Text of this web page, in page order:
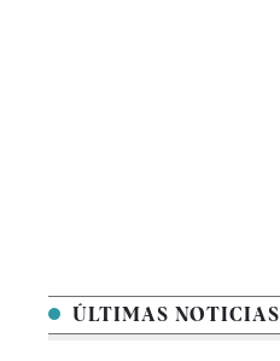
ÚLTIMAS NOTICIAS